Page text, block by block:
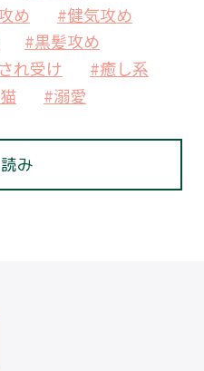
め
#健気攻め
#黒髪攻め
れ受け
#癒し系
#溺愛
み